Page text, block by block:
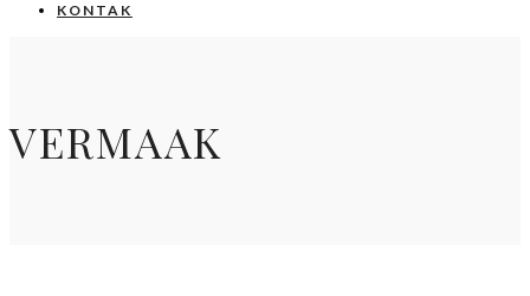
KONTAK
VERMAAK